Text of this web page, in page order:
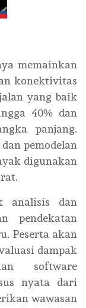
memainkan
konektivitas
yang baik
40% dan
panjang.
pemodelan
digunakan
analisis dan
pendekatan
Peserta akan
dampak
software
nyata dari
wawasan